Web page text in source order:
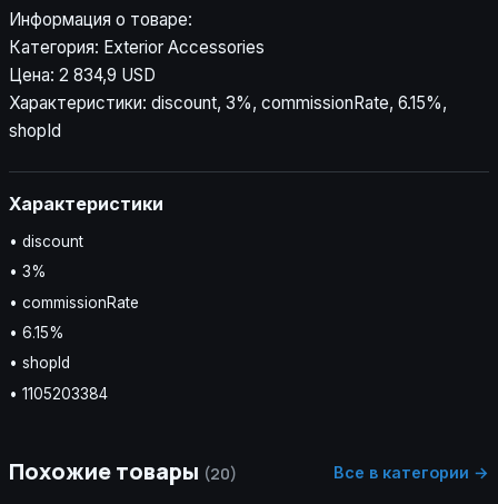
Информация о товаре:
Категория: Exterior Accessories
Цена: 2 834,9 USD
Характеристики: discount, 3%, commissionRate, 6.15%,
shopId
Характеристики
• discount
• 3%
• commissionRate
• 6.15%
• shopId
• 1105203384
Похожие товары (20) Все в категории →